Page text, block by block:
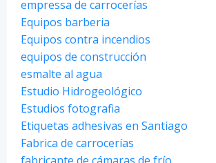
empressa de carrocerías
Equipos barberia
Equipos contra incendios
equipos de construcción
esmalte al agua
Estudio Hidrogeológico
Estudios fotografia
Etiquetas adhesivas en Santiago
Fabrica de carrocerías